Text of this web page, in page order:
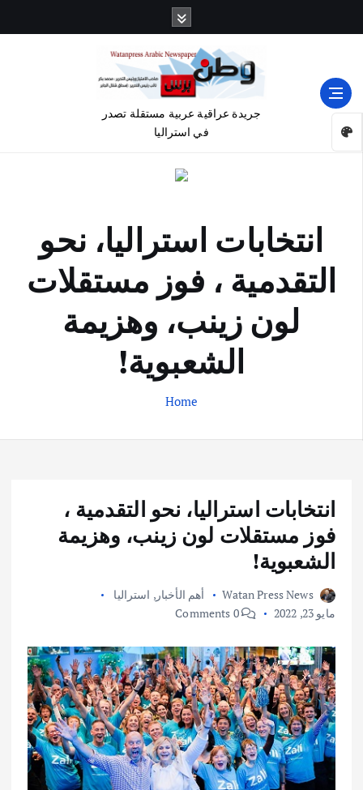
جريدة عراقية عربية مستقلة تصدر
في استراليا
انتخابات استراليا، نحو
التقدمية ، فوز مستقلات
لون زينب، وهزيمة
الشعبوية!
Home
انتخابات استراليا، نحو التقدمية ،
فوز مستقلات لون زينب، وهزيمة
الشعبوية!
Watan Press News أهم الأخبار, استراليا
مايو 23, 2022
0 Comments